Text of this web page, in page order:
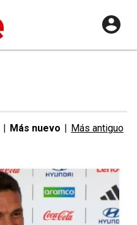
| Más nuevo | Más antiguo